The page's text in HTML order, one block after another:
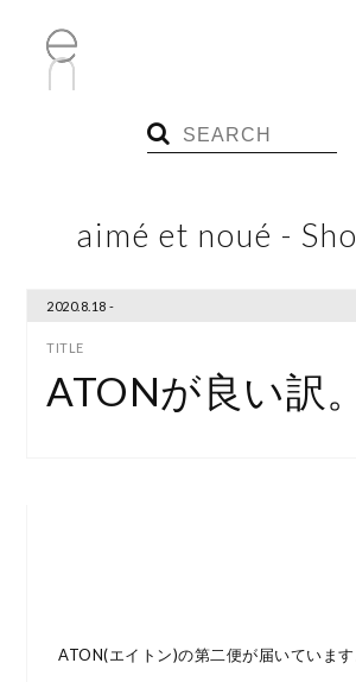
aimé et noué -
2020.8.18 -
ATONが良い訳。
ATON(エイトン)の第二便が届いています